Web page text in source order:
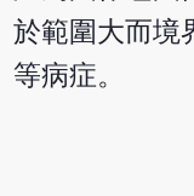
於範圍大而境
等病症。